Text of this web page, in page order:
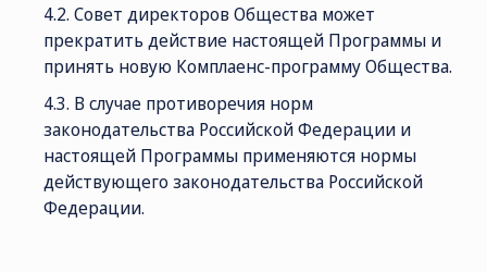
4.2. Совет директоров Общества может
прекратить действие настоящей Программы и
принять новую Комплаенс-программу Общества.
4.3. В случае противоречия норм
законодательства Российской Федерации и
настоящей Программы применяются нормы
действующего законодательства Российской
Федерации.